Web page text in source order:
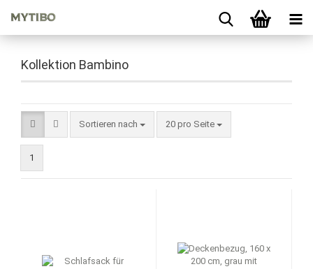
Kollektion Bambino
Sortieren nach
Sortieren nach 20 pro Seite
pro Seite
1